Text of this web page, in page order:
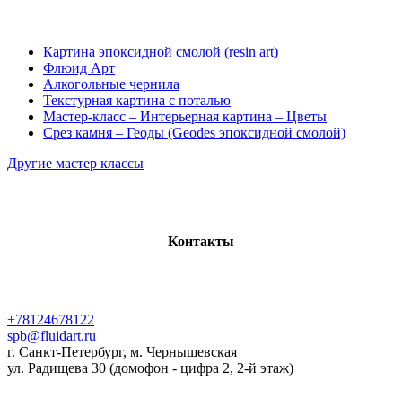
Картина эпоксидной смолой (resin art)
Флюид Арт
Алкогольные чернила
Текстурная картина с поталью
Мастер-класс – Интерьерная картина – Цветы
Срез камня – Геоды (Geodes эпоксидной смолой)
Другие мастер классы
Контакты
+78124678122
spb@fluidart.ru
г. Санкт-Петербург, м. Чернышевская
ул. Радищева 30 (домофон - цифра 2, 2-й этаж)